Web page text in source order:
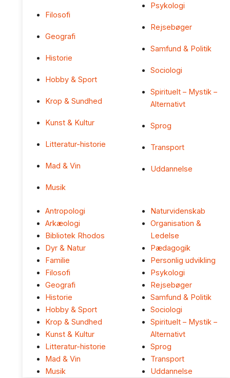
Filosofi
Geografi
Historie
Hobby & Sport
Krop & Sundhed
Kunst & Kultur
Litteratur-historie
Mad & Vin
Musik
Psykologi
Rejsebøger
Samfund & Politik
Sociologi
Spirituelt – Mystik –
Alternativt
Sprog
Transport
Uddannelse
Antropologi
Arkæologi
Bibliotek Rhodos
Dyr & Natur
Familie
Filosofi
Geografi
Historie
Hobby & Sport
Krop & Sundhed
Kunst & Kultur
Litteratur-historie
Mad & Vin
Musik
Naturvidenskab
Organisation &
Ledelse
Pædagogik
Personlig udvikling
Psykologi
Rejsebøger
Samfund & Politik
Sociologi
Spirituelt – Mystik –
Alternativt
Sprog
Transport
Uddannelse